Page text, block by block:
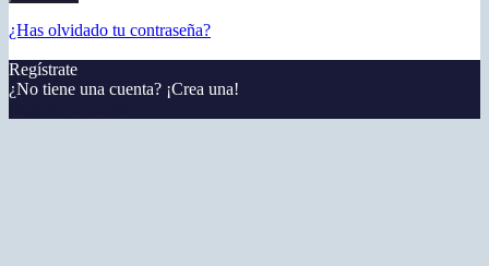
¿Has olvidado tu contraseña?
Regístrate
¿No tiene una cuenta? ¡Crea una!